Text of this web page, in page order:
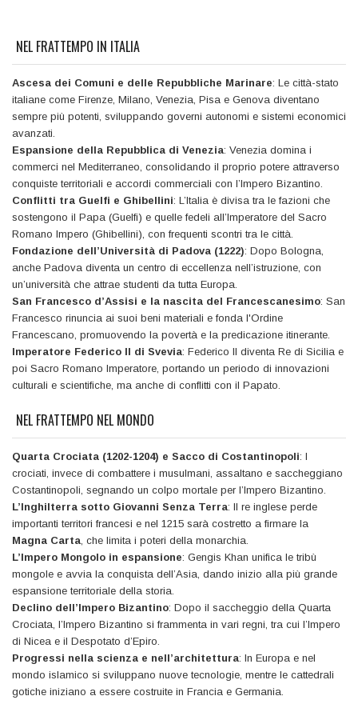
NEL FRATTEMPO IN ITALIA
Ascesa dei Comuni e delle Repubbliche Marinare: Le città-stato
italiane come Firenze, Milano, Venezia, Pisa e Genova diventano
sempre più potenti, sviluppando governi autonomi e sistemi economici
avanzati.
Espansione della Repubblica di Venezia: Venezia domina i
commerci nel Mediterraneo, consolidando il proprio potere attraverso
conquiste territoriali e accordi commerciali con l’Impero Bizantino.
Conflitti tra Guelfi e Ghibellini: L’Italia è divisa tra le fazioni che
sostengono il Papa (Guelfi) e quelle fedeli all’Imperatore del Sacro
Romano Impero (Ghibellini), con frequenti scontri tra le città.
Fondazione dell’Università di Padova (1222): Dopo Bologna,
anche Padova diventa un centro di eccellenza nell’istruzione, con
un’università che attrae studenti da tutta Europa.
San Francesco d’Assisi e la nascita del Francescanesimo: San
Francesco rinuncia ai suoi beni materiali e fonda l'Ordine
Francescano, promuovendo la povertà e la predicazione itinerante.
Imperatore Federico II di Svevia: Federico II diventa Re di Sicilia e
poi Sacro Romano Imperatore, portando un periodo di innovazioni
culturali e scientifiche, ma anche di conflitti con il Papato.
NEL FRATTEMPO NEL MONDO
Quarta Crociata (1202-1204) e Sacco di Costantinopoli: I
crociati, invece di combattere i musulmani, assaltano e saccheggiano
Costantinopoli, segnando un colpo mortale per l’Impero Bizantino.
L’Inghilterra sotto Giovanni Senza Terra: Il re inglese perde
importanti territori francesi e nel 1215 sarà costretto a firmare la
Magna Carta, che limita i poteri della monarchia.
L’Impero Mongolo in espansione: Gengis Khan unifica le tribù
mongole e avvia la conquista dell’Asia, dando inizio alla più grande
espansione territoriale della storia.
Declino dell’Impero Bizantino: Dopo il saccheggio della Quarta
Crociata, l’Impero Bizantino si frammenta in vari regni, tra cui l’Impero
di Nicea e il Despotato d’Epiro.
Progressi nella scienza e nell’architettura: In Europa e nel
mondo islamico si sviluppano nuove tecnologie, mentre le cattedrali
gotiche iniziano a essere costruite in Francia e Germania.